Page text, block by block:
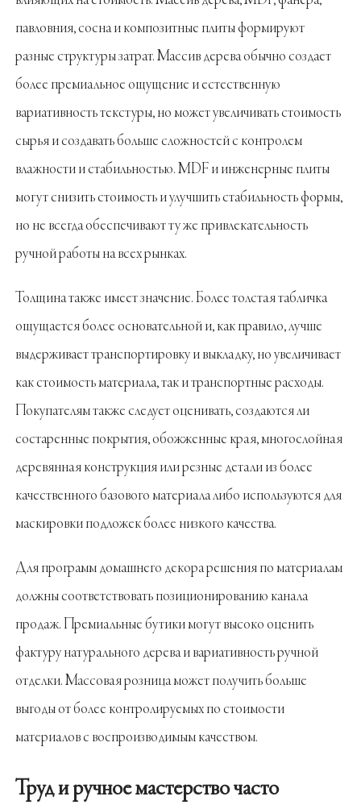
павловния, сосна и композитные плиты формируют
разные структуры затрат. Массив дерева обычно создает
более премиальное ощущение и естественную
вариативность текстуры, но может увеличивать стоимость
сырья и создавать больше сложностей с контролем
влажности и стабильностью. MDF и инженерные плиты
могут снизить стоимость и улучшить стабильность формы,
но не всегда обеспечивают ту же привлекательность
ручной работы на всех рынках.
Толщина также имеет значение. Более толстая табличка
ощущается более основательной и, как правило, лучше
выдерживает транспортировку и выкладку, но увеличивает
как стоимость материала, так и транспортные расходы.
Покупателям также следует оценивать, создаются ли
состаренные покрытия, обожженные края, многослойная
деревянная конструкция или резные детали из более
качественного базового материала либо используются для
маскировки подложек более низкого качества.
Для программ домашнего декора решения по материалам
должны соответствовать позиционированию канала
продаж. Премиальные бутики могут высоко оценить
фактуру натурального дерева и вариативность ручной
отделки. Массовая розница может получить больше
выгоды от более контролируемых по стоимости
материалов с воспроизводимым качеством.
Труд и ручное мастерство часто